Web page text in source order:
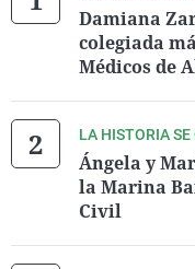
Damiana
colegiada
Médicos de
LA HISTORIA
Ángela y
la Marina
Civil